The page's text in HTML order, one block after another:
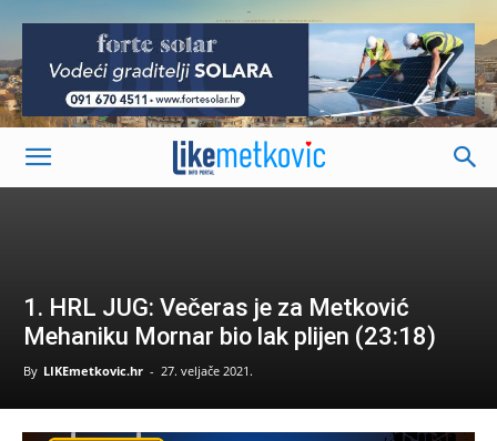
-
1. HRL JUG: Večeras je za Metković
Mehaniku Mornar bio lak plijen (23:18)
By LIKEmetkovic.hr - 27. veljače 2021.